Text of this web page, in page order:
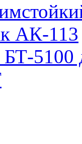
АК-113
5100